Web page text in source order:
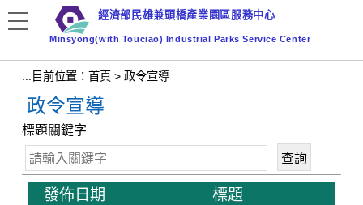
要
容
區
塊
經濟部民雄兼頭橋產業園區服務中心
Minsyong(with Touciao) Industrial Parks Service Center
::: 目前位置： 首頁 > 政令宣導
政令宣導
標題關鍵字
發佈日期
標題